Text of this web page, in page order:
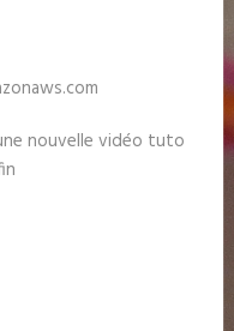
nouvelle vidéo tuto